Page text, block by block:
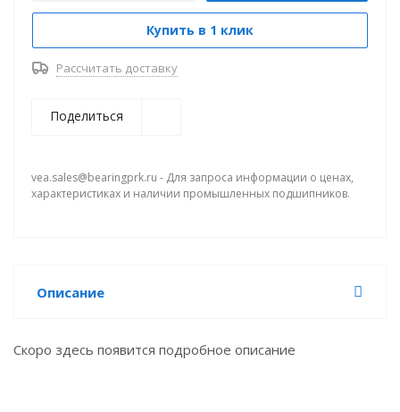
Купить в 1 клик
Рассчитать доставку
Поделиться
vea.sales@bearingprk.ru - Для запроса информации о ценах,
характеристиках и наличии промышленных подшипников.
Описание
Скоро здесь появится подробное описание